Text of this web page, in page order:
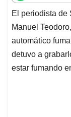
t
s
A
p
p
e
b
o
o
k
El periodista de
Manuel
automático
detuvo a
estar fumando